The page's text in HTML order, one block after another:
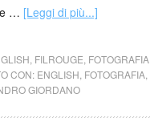
… [Leggi di più...]
FILROUGE FOTOGRAFIA
CON: ENGLISH FOTOGRAFIA,
GIORDANO